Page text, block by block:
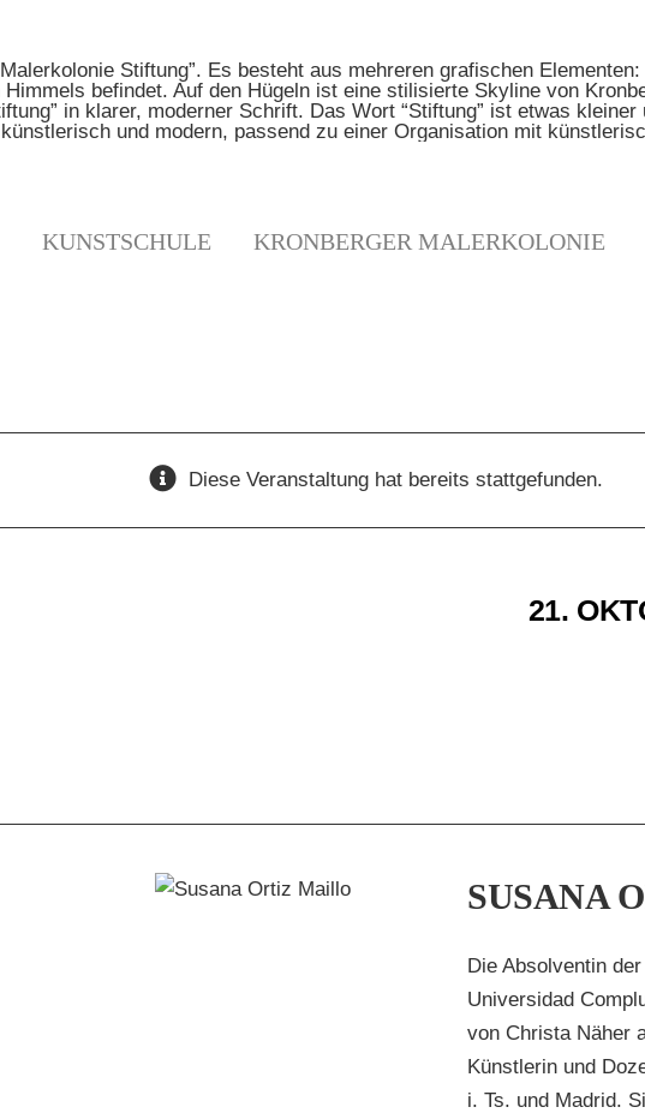
KUNSTSCHULE KRONBERGER MALERKOLONIE
Diese Veranstaltung hat bereits stattgefunden.
21.
SUSANA
Die Absolventin
Universidad
von Christa Näher
Künstlerin und
i. Ts. und Madrid.